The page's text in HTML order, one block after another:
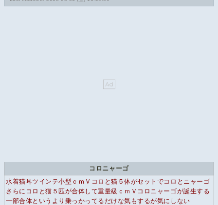
コロニャーゴ
水着猫耳ツインテ小型ｃｍＶコロと猫５体がセットでコロとニャーゴ
さらにコロと猫５匹が合体して重量級ｃｍＶコロニャーゴが誕生する
一部合体というより乗っかってるだけな気もするが気にしない